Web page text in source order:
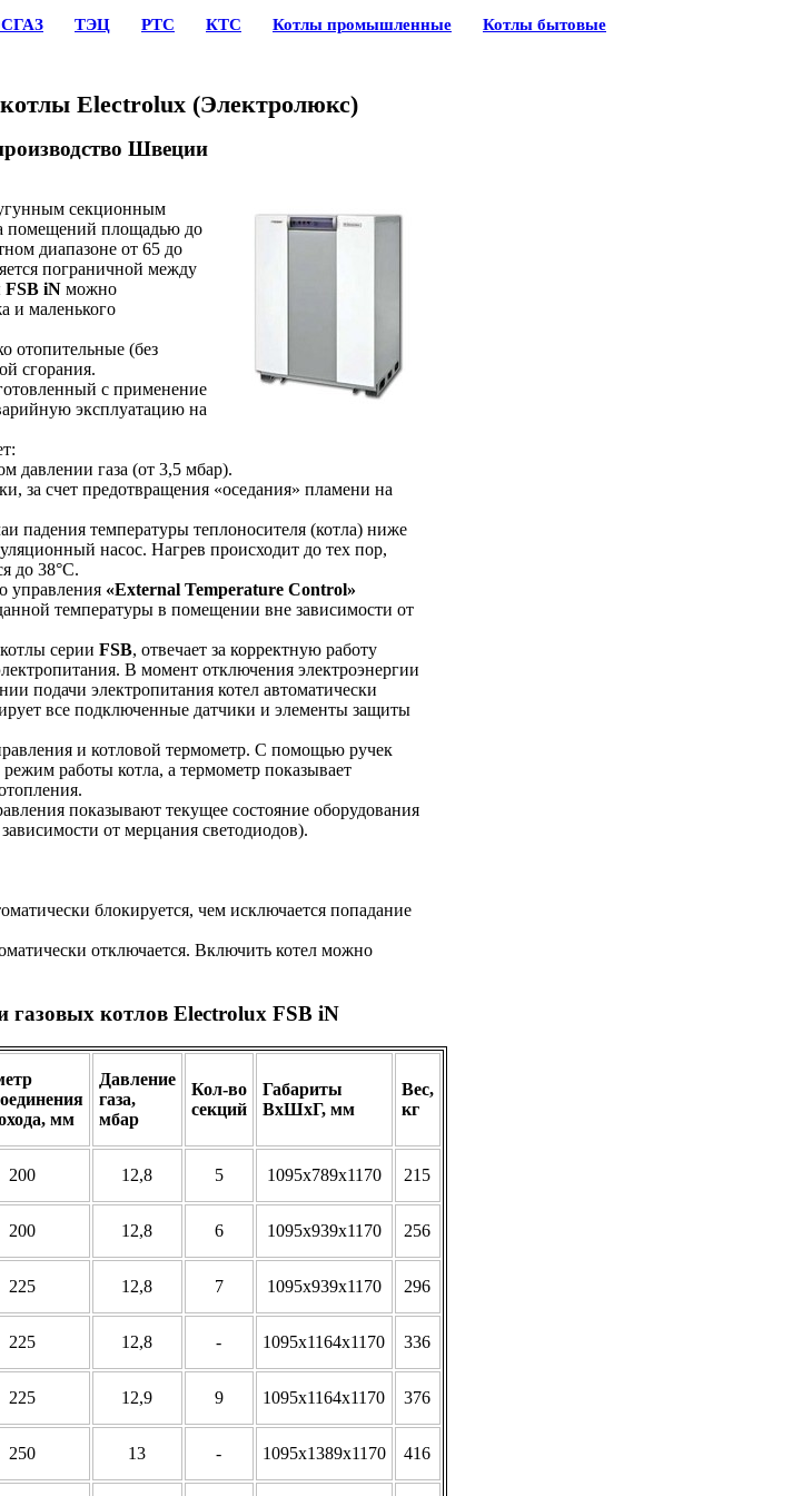
ТЭЦ РТС КТС Котлы промышленные
Котлы бытовые
Electrolux (Электролюкс)
Швеции
секционным
помещений площадью до
диапазоне от 65 до
пограничной между
FSB iNможно
и маленького
отопительные (без
сгорания.
с применение
эксплуатацию на
давлении газа (от 3,5 мбар).
за счет предотвращения «оседания» пламени на
падения температуры теплоносителя (котла) ниже
насос. Нагрев происходит до тех пор,
до 38°С.
управления «External Temperature Control»
температуры в помещении вне зависимости от
серии FSB, отвечает за корректную работу
В момент отключения электроэнергии
подачи электропитания котел автоматически
все подключенные датчики и элементы защиты
и котловой термометр. С помощью ручек
работы котла, а термометр показывает
показывают текущее состояние оборудования
от мерцания светодиодов).
блокируется, чем исключается попадание
отключается. Включить котел можно
газовых котлов Electrolux FSB iN
мм
Давление
газа,
мбар
Кол-во
секций
Габариты
ВхШхГ, мм
Вес,
кг
200 12,8 5 1095х789х1170 215
200 12,8 6 1095х939х1170 256
225 12,8 7 1095х939х1170 296
225 12,8 - 1095х1164х1170 336
225 12,9 9 1095х1164х1170 376
250 13 - 1095х1389х1170 416